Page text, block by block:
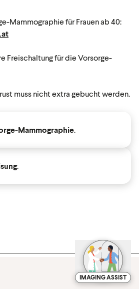
Mammographie für Frauen ab 40:
Freischaltung für die Vorsorge-
muss nicht extra gebucht werden.
Mammographie.
.
IMAGING ASSIST